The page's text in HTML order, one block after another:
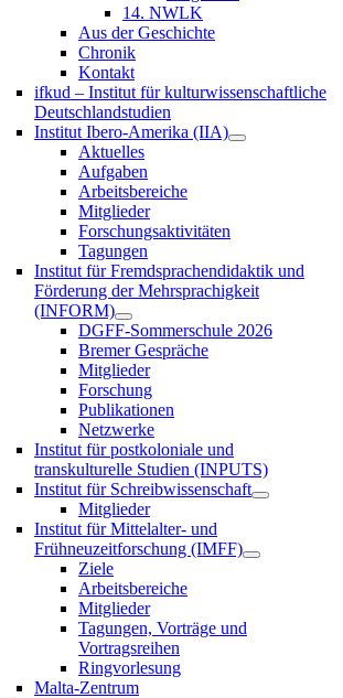
14. NWLK
Aus der Geschichte
Chronik
Kontakt
ifkud – Institut für kulturwissenschaftliche
Deutschlandstudien
Institut Ibero-Amerika (IIA)
Aktuelles
Aufgaben
Arbeitsbereiche
Mitglieder
Forschungsaktivitäten
Tagungen
Institut für Fremdsprachendidaktik und
Förderung der Mehrsprachigkeit
(INFORM)
DGFF-Sommerschule 2026
Bremer Gespräche
Mitglieder
Forschung
Publikationen
Netzwerke
Institut für postkoloniale und
transkulturelle Studien (INPUTS)
Institut für Schreibwissenschaft
Mitglieder
Institut für Mittelalter- und
Frühneuzeitforschung (IMFF)
Ziele
Arbeitsbereiche
Mitglieder
Tagungen, Vorträge und
Vortragsreihen
Ringvorlesung
Malta-Zentrum